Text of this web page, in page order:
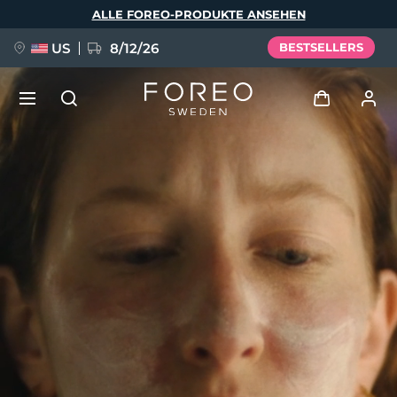
ALLE FOREO-PRODUKTE ANSEHEN
US 8/12/26 BESTSELLERS
Anmelden
Benutzerkonto
Meine Geräte
Meine Bestellungen
Meine Adressen
Meine Abonnements
FAQ™ Pure Beauty-Tech Elixir
BREAKING NEWS
issa™ Teeth Whitening Set
Deutsch
Español
Français
Italiano
Português
Polski
简体中文 繁體中文